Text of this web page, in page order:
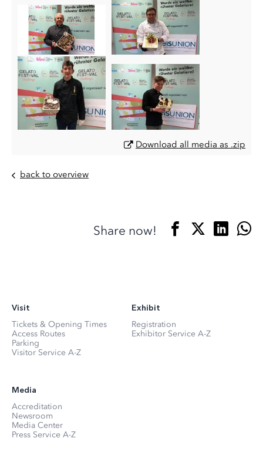
Download all media as .zip
back to overview
Share now!
Visit
Tickets & Opening Times
Access Routes
Parking
Visitor Service A-Z
Exhibit
Registration
Exhibitor Service A-Z
Media
Accreditation
Newsroom
Media Center
Press Service A-Z